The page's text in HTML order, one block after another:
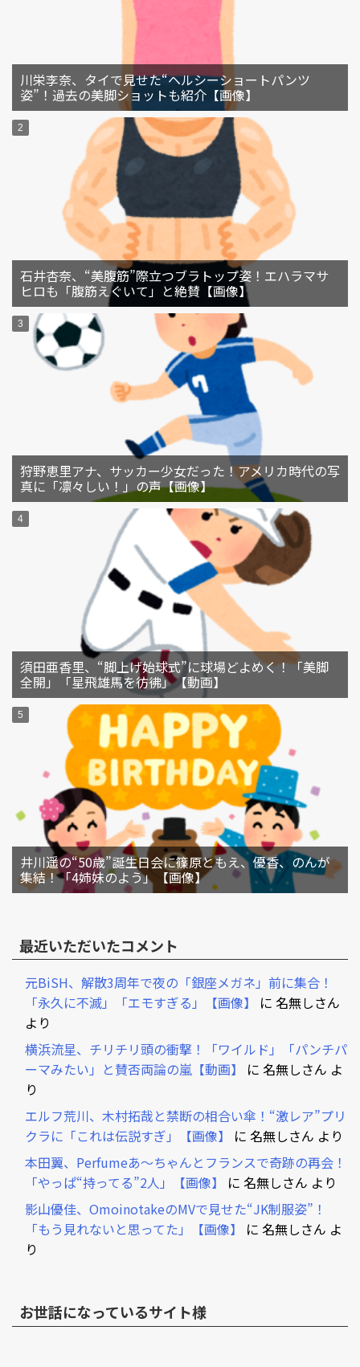
川栄李奈、タイで見せた“ヘルシーショートパンツ
姿”！過去の美脚ショットも紹介【画像】
石井杏奈、“美腹筋”際立つブラトップ姿！エハラマサ
ヒロも「腹筋えぐいて」と絶賛【画像】
狩野恵里アナ、サッカー少女だった！アメリカ時代の写
真に「凛々しい！」の声【画像】
須田亜香里、“脚上げ始球式”に球場どよめく！「美脚
全開」「星飛雄馬を彷彿」【動画】
井川遥の“50歳”誕生日会に篠原ともえ、優香、のんが
集結！「4姉妹のよう」【画像】
最近いただいたコメント
元BiSH、解散3周年で夜の「銀座メガネ」前に集合！
「永久に不滅」「エモすぎる」【画像】
に 名無しさん
より
横浜流星、チリチリ頭の衝撃！「ワイルド」「パンチパ
ーマみたい」と賛否両論の嵐【動画】
に 名無しさん よ
り
エルフ荒川、木村拓哉と禁断の相合い傘！“激レア”プリ
クラに「これは伝説すぎ」【画像】
に 名無しさん より
本田翼、Perfumeあ～ちゃんとフランスで奇跡の再会！
「やっぱ“持ってる”2人」【画像】
に 名無しさん より
影山優佳、OmoinotakeのMVで見せた“JK制服姿”！
「もう見れないと思ってた」【画像】
に 名無しさん よ
り
お世話になっているサイト様